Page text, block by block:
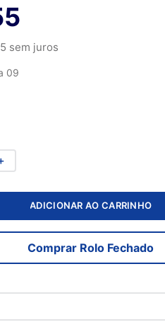
sem juros
09
ADICIONAR AO CARRINHO
Comprar Rolo Fechado